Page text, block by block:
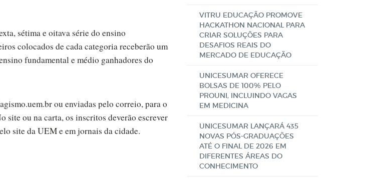
sétima e oitava série do ensino
colocados de cada categoria receberão um
fundamental e médio ganhadores do
ou enviadas pelo correio, para o
ou na carta, os inscritos deverão escrever
site da UEM e em jornais da cidade.
VITRU EDUCAÇÃO PROMOVE
HACKATHON NACIONAL PARA
CRIAR SOLUÇÕES PARA
DESAFIOS REAIS DO
MERCADO DE EDUCAÇÃO
UNICESUMAR OFERECE
BOLSAS DE 100% PELO
PROUNI, INCLUINDO VAGAS
EM MEDICINA
UNICESUMAR LANÇARÁ 435
NOVAS PÓS-GRADUAÇÕES
ATÉ O FINAL DE 2026 EM
DIFERENTES ÁREAS DO
CONHECIMENTO